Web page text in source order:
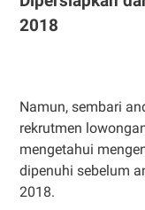
2018
Namun, sembari
rekrutmen
mengetahui
dipenuhi sebelum
2018.